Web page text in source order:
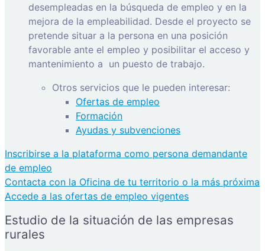
desempleadas en la búsqueda de empleo y en la
mejora de la empleabilidad. Desde el proyecto se
pretende situar a la persona en una posición
favorable ante el empleo y posibilitar el acceso y
mantenimiento a un puesto de trabajo.
Otros servicios que le pueden interesar:
Ofertas de empleo
Formación
Ayudas y subvenciones
Inscribirse a la plataforma como persona demandante
de empleo
Contacta con la Oficina de tu territorio o la más próxima
Accede a las ofertas de empleo vigentes
Estudio de la situación de las empresas
rurales